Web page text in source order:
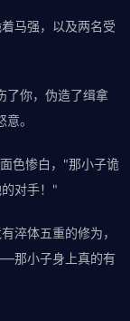
马强，以及两名受
了你，伪造了缉拿
。
色惨白，"那小子诡
对手！"
淬体五重的修为，
那小子身上真的有